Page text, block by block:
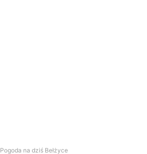
Pogoda na dziś Bełżyce